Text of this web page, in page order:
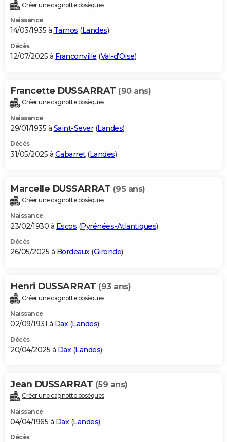
Créer une cagnotte obsèques
Naissance
14/03/1935 à Tarnos (Landes)
Décès
12/07/2025 à Franconville (Val-d'Oise)
Francette DUSSARRAT (90 ans)
Créer une cagnotte obsèques
Naissance
29/01/1935 à Saint-Sever(Landes)
Décès
31/05/2025 à Gabarret(Landes)
Marcelle DUSSARRAT (95 ans)
Créer une cagnotte obsèques
Naissance
23/02/1930 à Escos (Pyrénées-Atlantiques)
Décès
26/05/2025 à Bordeaux(Gironde)
Henri DUSSARRAT (93 ans)
Créer une cagnotte obsèques
Naissance
02/09/1931 à Dax(Landes)
Décès
20/04/2025 à Dax(Landes)
Jean DUSSARRAT (59 ans)
Créer une cagnotte obsèques
Naissance
04/04/1965 à Dax(Landes)
Décès